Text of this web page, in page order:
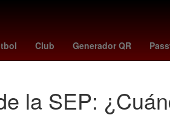
Club Generador QR
Senador Nueva York G7
la SEP: